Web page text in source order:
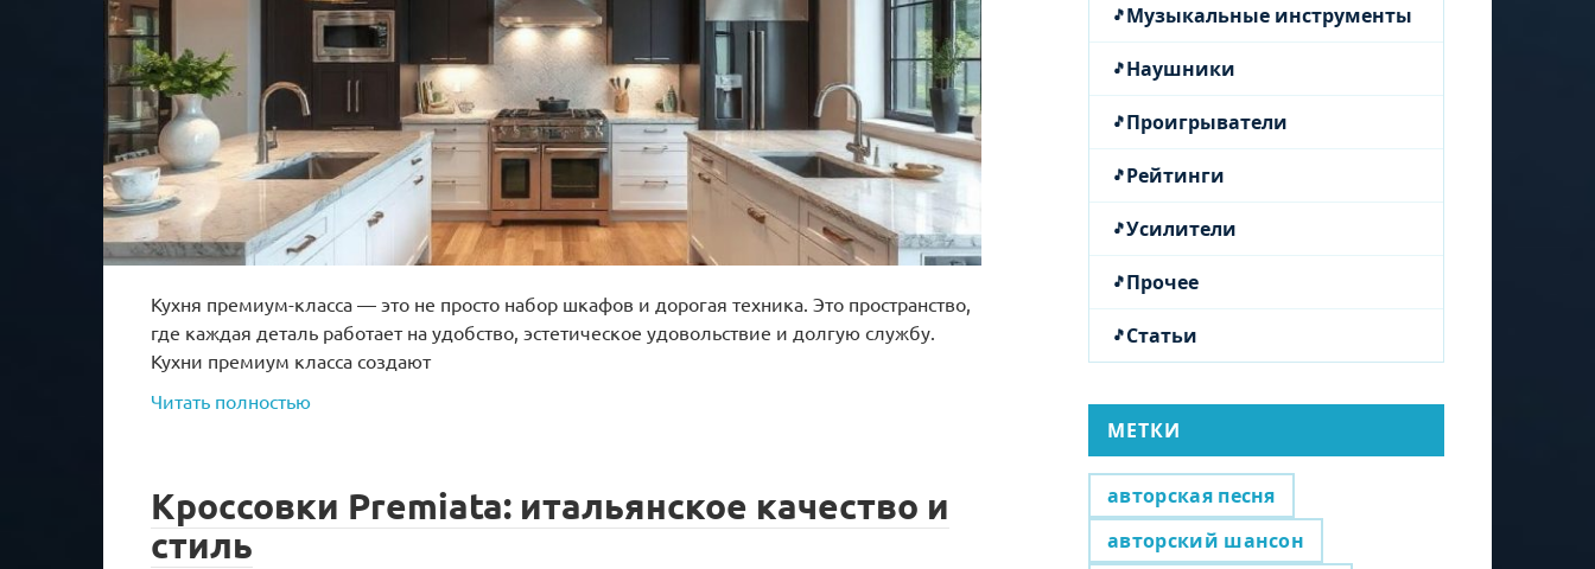
Кухня премиум-класса — это не просто набор шкафов и дорогая техника. Это пространство,
где каждая деталь работает на удобство, эстетическое удовольствие и долгую службу.
Кухни премиум класса создают
Читать полностью
Кроссовки Premiata: итальянское качество и
стиль
Музыкальные инструменты
Наушники
Проигрыватели
Рейтинги
Усилители
Прочее
Статьи
МЕТКИ
авторская песня
авторский шансон